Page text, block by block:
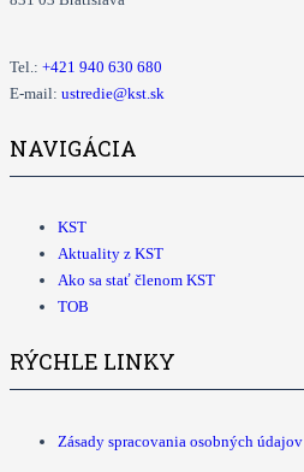
Tel.: +421 940 630 680
E-mail: ustredie@kst.sk
NAVIGÁCIA
KST
Aktuality z KST
Ako sa stať členom KST
TOB
RÝCHLE LINKY
Zásady spracovania osobných údajov